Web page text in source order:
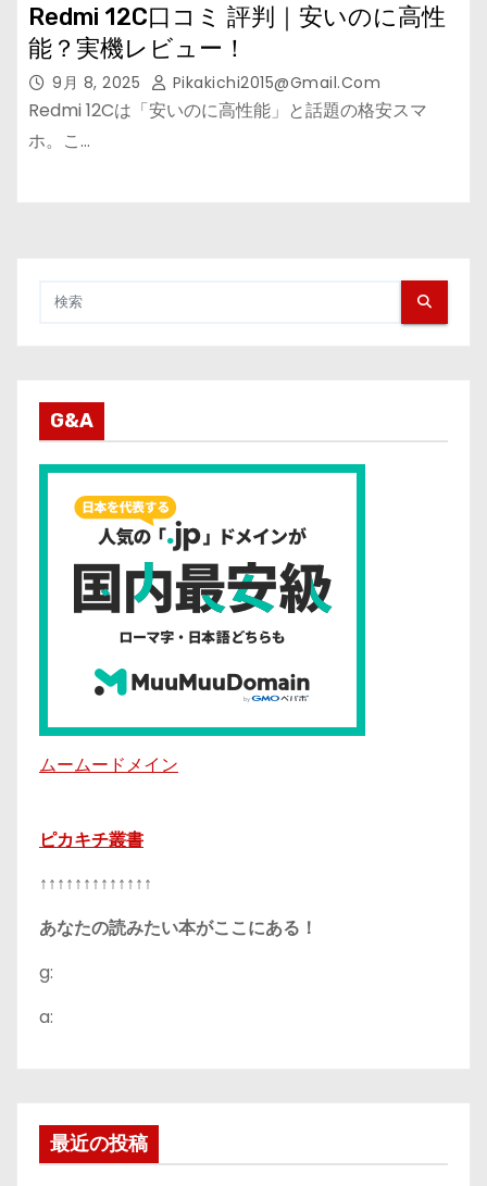
Redmi 12C口コミ 評判｜安いのに高性
能？実機レビュー！
9月 8, 2025 Pikakichi2015@gmail.com
Redmi 12Cは「安いのに高性能」と話題の格安スマ
ホ。こ…
G&A
ムームードメイン
ピカキチ叢書
↑↑↑↑↑↑↑↑↑↑↑↑↑
あなたの読みたい本がここにある！
g:
a:
最近の投稿